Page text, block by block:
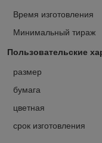
Время изготовления
Минимальный тираж
Пользовательские
размер
бумага
цветная
срок изготовления